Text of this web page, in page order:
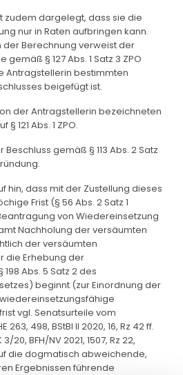
zudem dargelegt, dass sie die
nur in Raten aufbringen kann.
der Berechnung verweist der
§ 127 Abs. 1 Satz 3 ZPO
Antragstellerin bestimmten
beigefügt ist.
der Antragstellerin bezeichneten
121 Abs. 1 ZPO.
gemäß § 113 Abs. 2 Satz
hin, dass mit der Zustellung dieses
Frist (§ 56 Abs. 2 Satz 1
von Wiedereinsetzung
Nachholung der versäumten
der versäumten
die Erhebung der
Abs. 5 Satz 2 des
beginnt (zur Einordnung der
vgl. Senatsurteile vom
263, 498, BStBl II 2020, 16, Rz 42 ff.
20, BFH/NV 2021, 1507, Rz 22,
die dogmatisch abweichende,
Ergebnissen führende